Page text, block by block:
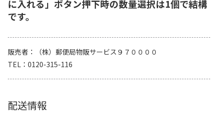
に入れる」ボタン押下時の数量選択は1個で結構
です。
販売者
（株）郵便局物販サービス９７００００
TEL
0120-315-116
配送情報